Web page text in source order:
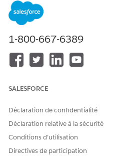
configuration et un déploiement
d'utilisation Personnalisation
nécessaires pour un cas
Ce que déploie la Configuration
d'utilisation différents à déployer
déploie différents actifs.
Déploiement d'un cas
préconfiguré
Déployez un cas d'utilisation basé
1-800-667-6389
SALESFORCE
Déclaration de confidentialité
Déclaration relative à la sécurité
Conditions d’utilisation
Directives de participation